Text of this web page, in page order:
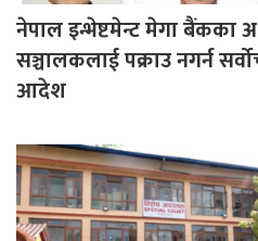
नेपाल इन्भेष्टमेन्ट मेगा बैंकका
सञ्चालकलाई पक्राउ नगर्न
आदेश